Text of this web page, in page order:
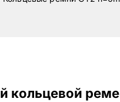
кольцевой